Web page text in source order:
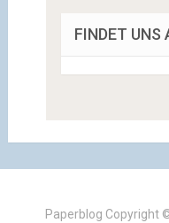
FINDET UNS
Paperblog Copyright